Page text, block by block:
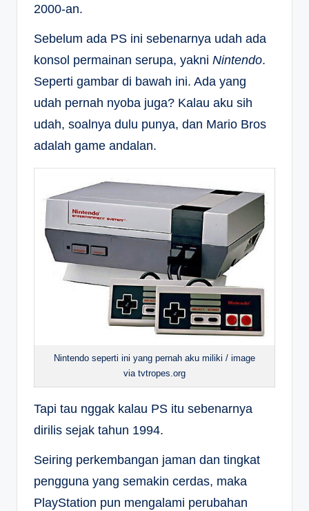
2000-an.
Sebelum ada PS ini sebenarnya udah ada
konsol permainan serupa, yakni Nintendo.
Seperti gambar di bawah ini. Ada yang
udah pernah nyoba juga? Kalau aku sih
udah, soalnya dulu punya, dan Mario Bros
adalah game andalan.
Nintendo seperti ini yang pernah aku miliki / image
via tvtropes.org
Tapi tau nggak kalau PS itu sebenarnya
dirilis sejak tahun 1994.
Seiring perkembangan jaman dan tingkat
pengguna yang semakin cerdas, maka
PlayStation pun mengalami perubahan